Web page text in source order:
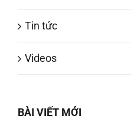
Tin tức
Videos
BÀI VIẾT MỚI